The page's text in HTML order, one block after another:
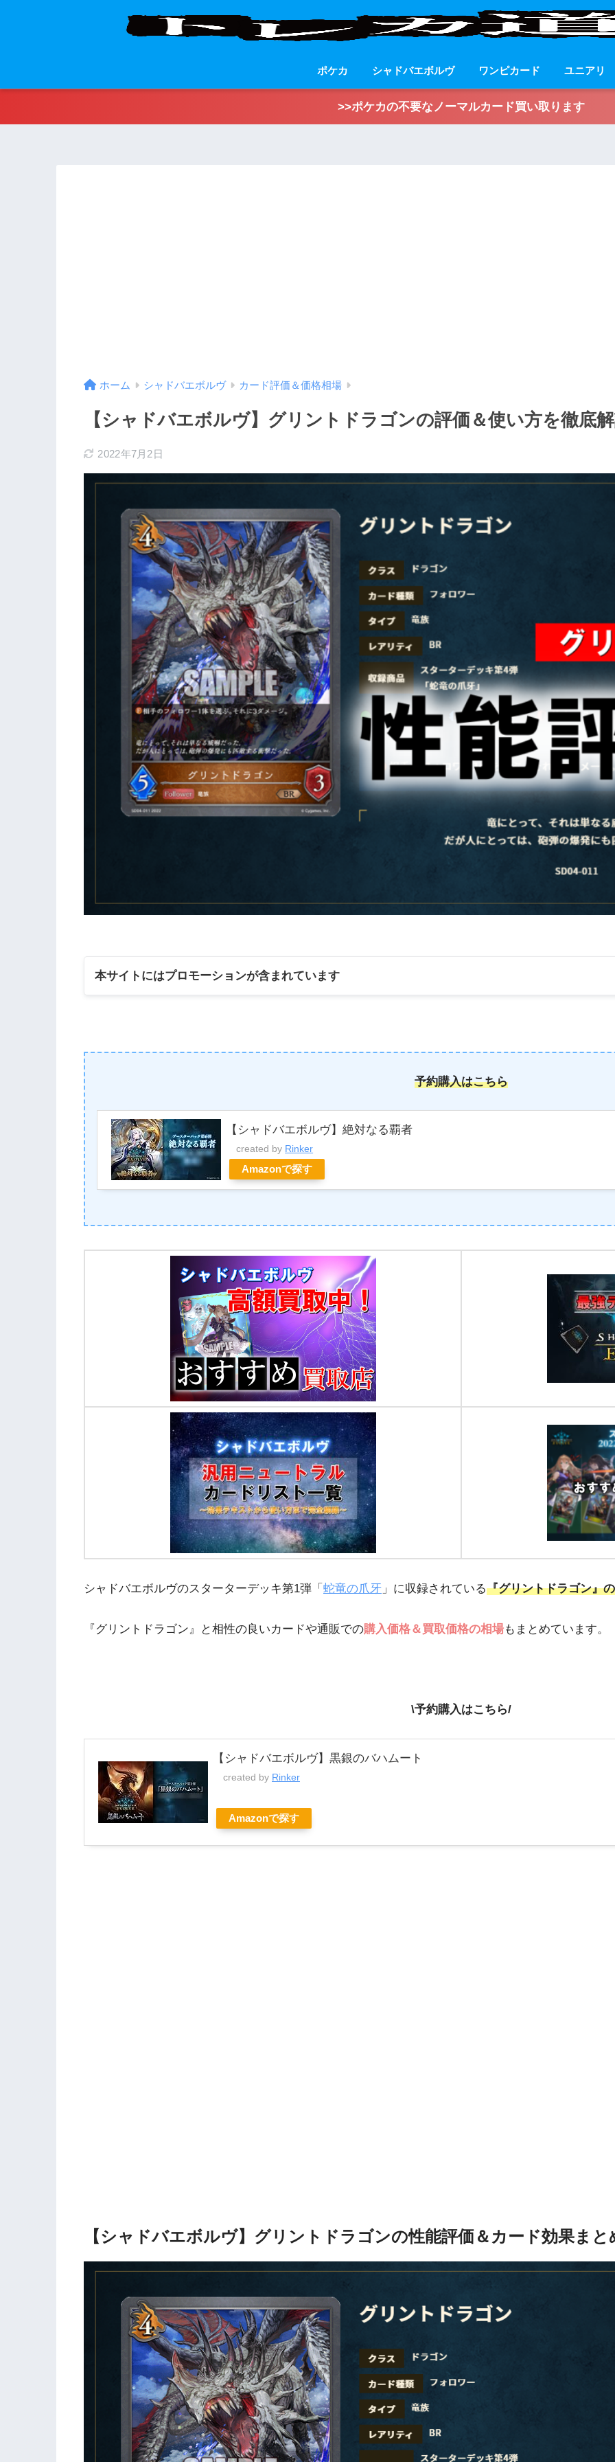
ポケカ シャドバエボルヴ ワンピカード ユニアリ
>>ポケカの不要なノーマルカード買い取ります
ホーム シャドバエボルヴ カード評価＆価格相場
【シャドバエボルヴ】グリントドラゴンの評価＆使い方を徹底
2022年7月2日
本サイトにはプロモーションが含まれています
予約購入はこちら
【シャドバエボルヴ】絶対なる覇者
created by Rinker
Amazonで探す
シャドバエボルヴのスターターデッキ第1弾「 蛇竜の爪牙 」に収録されている『グリントドラゴン』
『グリントドラゴン』と相性の良いカードや通販での購入価格＆買取価格の相場もまとめています。
\予約購入はこちら/
【シャドバエボルヴ】黒銀のバハムート
created by Rinker
Amazonで探す
【シャドバエボルヴ】グリントドラゴンの性能評価＆カード効果まと